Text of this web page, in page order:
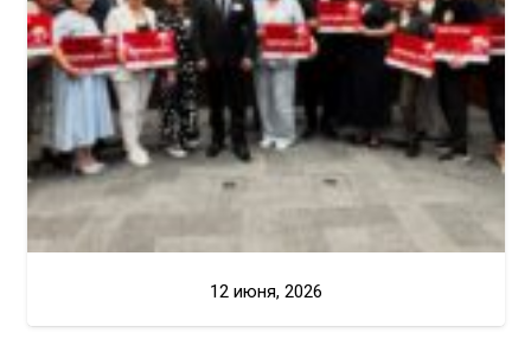
12 июня, 2026